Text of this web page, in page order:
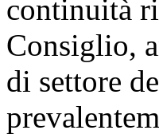
continuità
Consiglio,
di settore